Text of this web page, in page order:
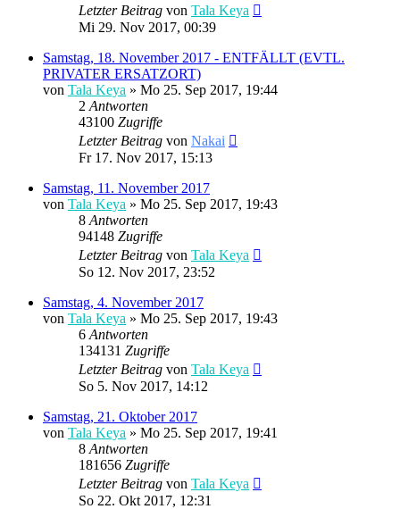
Letzter Beitrag von Tala Keya
Mi 29. Nov 2017, 00:39
Samstag, 18. November 2017 - ENTFÄLLT (EVTL.
PRIVATER ERSATZORT)
von Tala Keya » Mo 25. Sep 2017, 19:44
2 Antworten
43100 Zugriffe
Letzter Beitrag von Nakai
Fr 17. Nov 2017, 15:13
Samstag, 11. November 2017
von Tala Keya » Mo 25. Sep 2017, 19:43
8 Antworten
94148 Zugriffe
Letzter Beitrag von Tala Keya
So 12. Nov 2017, 23:52
Samstag, 4. November 2017
von Tala Keya » Mo 25. Sep 2017, 19:43
6 Antworten
134131 Zugriffe
Letzter Beitrag von Tala Keya
So 5. Nov 2017, 14:12
Samstag, 21. Oktober 2017
von Tala Keya » Mo 25. Sep 2017, 19:41
8 Antworten
181656 Zugriffe
Letzter Beitrag von Tala Keya
So 22. Okt 2017, 12:31